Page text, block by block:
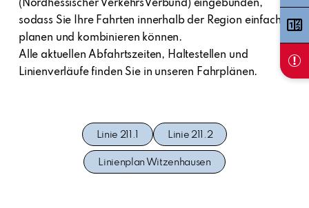
(Nordhessischer VerkehrsVerbund) eingebunden,
sodass Sie Ihre Fahrten innerhalb der Region einfach
planen und kombinieren können.
Alle aktuellen Abfahrtszeiten, Haltestellen und
Linienverläufe finden Sie in unseren Fahrplänen.
Linie 211.1 Linie 211.2
Linienplan Witzenhausen